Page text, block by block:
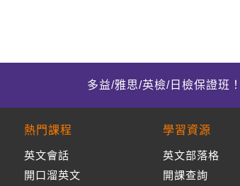
多益/雅思/英檢/日檢保證班！
熱門課程
英文會話
開口溜英文
學習資源
英文部落格
開課查詢